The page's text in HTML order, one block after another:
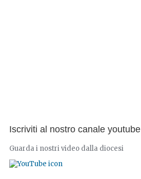
Iscriviti al nostro canale youtube
Guarda i nostri video dalla diocesi